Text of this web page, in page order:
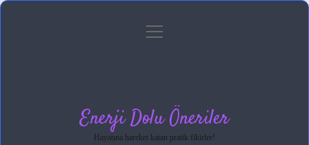
Gizlilik Politikası
menüyü
Enerji Dolu Öneriler
Hayatına hareket katan pratik fikirler!